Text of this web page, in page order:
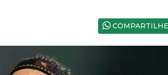
COMPARTILHE